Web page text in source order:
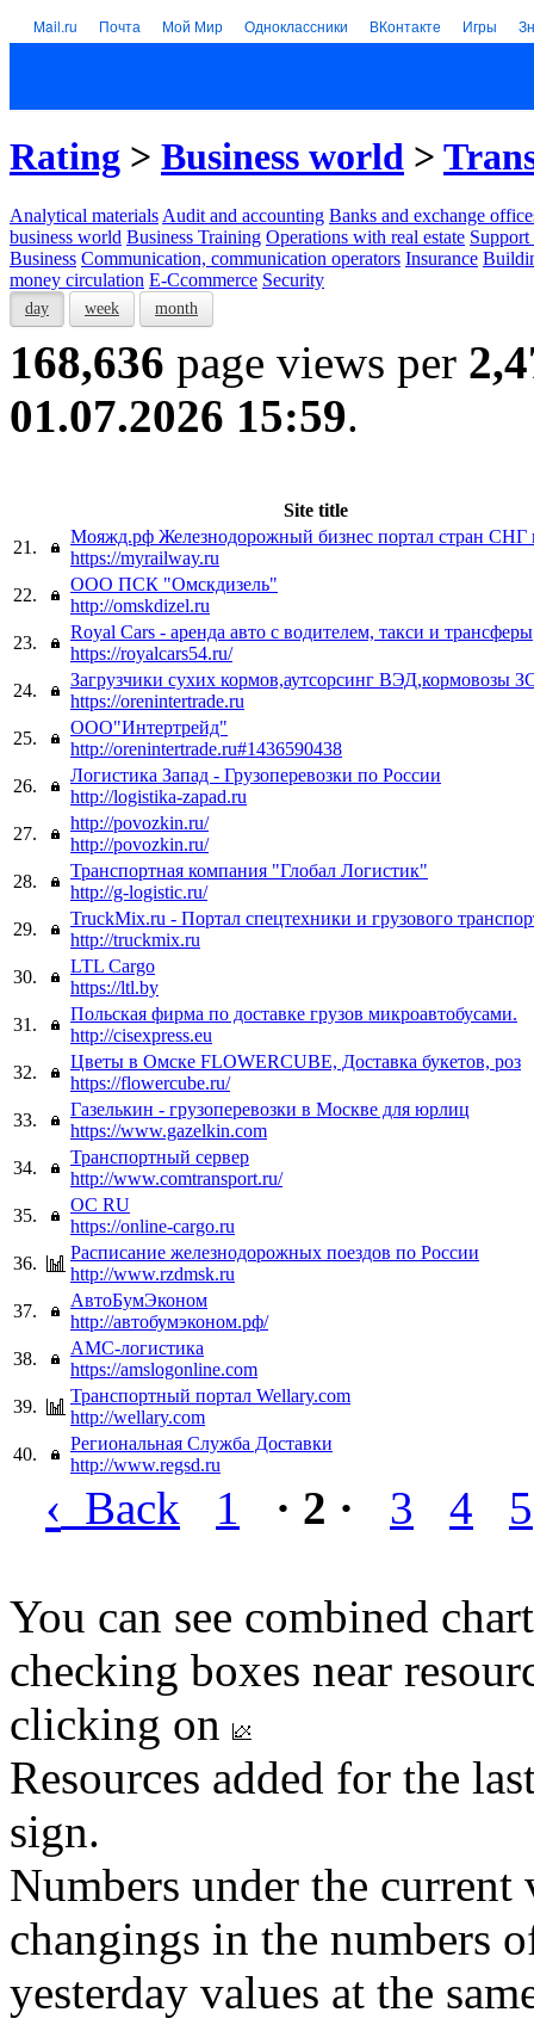
Mail.ru Почта Мой Мир Одноклассники ВКонтакте Игры
Rating > Business world >
Analytical materials Audit and accounting Banks and exchange
business world Business Training Operations with real estate Support
Business Communication, communication operators Insurance
money circulation E-Ccommerce Security
day week month
168,636 page views per
01.07.2026 15:59.
Site title
21.
Мояжд.рф Железнодорожный бизнес портал стран СНГ
https://myrailway.ru
22.
ООО ПСК "Омскдизель"
http://omskdizel.ru
23.
Royal Cars - аренда авто с водителем, такси и трансферы
https://royalcars54.ru/
24.
Загрузчики сухих кормов,аутсорсинг ВЭД,кормовозы
https://orenintertrade.ru
25.
ООО"Интертрейд"
http://orenintertrade.ru#1436590438
26.
Логистика Запад - Грузоперевозки по России
http://logistika-zapad.ru
27.
http://povozkin.ru/
http://povozkin.ru/
28.
Транспортная компания "Глобал Логистик"
http://g-logistic.ru/
29.
TruckMix.ru - Портал спецтехники и грузового
http://truckmix.ru
30.
LTL Cargo
https://ltl.by
31.
Польская фирма по доставке грузов микроавтобусами.
http://cisexpress.eu
32.
Цветы в Омске FLOWERCUBE, Доставка букетов, роз
https://flowercube.ru/
33.
Газелькин - грузоперевозки в Москве для юрлиц
https://www.gazelkin.com
34.
Транспортный сервер
http://www.comtransport.ru/
35.
OC RU
https://online-cargo.ru
36.
Расписание железнодорожных поездов по России
http://www.rzdmsk.ru
37.
АвтоБумЭконом
http://автобумэконом.рф/
38.
АМС-логистика
https://amslogonline.com
39.
Транспортный портал Wellary.com
http://wellary.com
40.
Региональная Служба Доставки
http://www.regsd.ru
‹ Back 1 · 2 · 3 4 5
You can see combined
checking boxes near
clicking on
Resources added for the
sign.
Numbers under the
changings in the numbers
yesterday values at the